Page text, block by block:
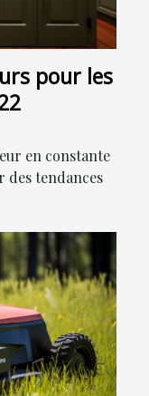
pour les
en constante
des tendances